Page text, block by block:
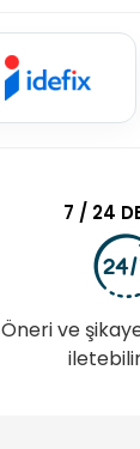
7 / 24
Öneri ve